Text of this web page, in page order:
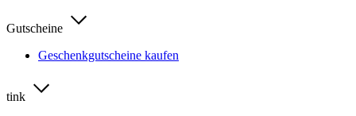
Gutscheine
Geschenkgutscheine kaufen
tink